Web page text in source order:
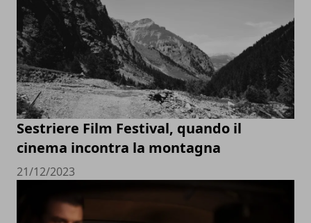
Sestriere Film Festival, quando il
cinema incontra la montagna
21/12/2023